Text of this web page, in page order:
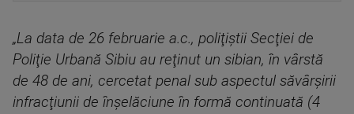
„La data de 26 februarie a.c., poliţiştii Secţiei de
Poliţie Urbană Sibiu au reţinut un sibian, în vârstă
de 48 de ani, cercetat penal sub aspectul săvârşirii
infracţiunii de înşelăciune în formă continuată (4